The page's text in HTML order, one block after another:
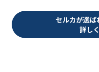
セルカが選ば
詳し